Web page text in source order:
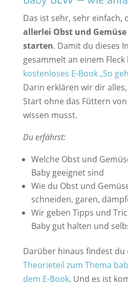
Das ist sehr, sehr einfach,
allerlei Obst und
starten. Damit du dieses
gesammelt an einem
kostenloses E-Book „So
Darin erklären wir dir
Start ohne das Füttern
wissen musst.
Du erfährst:
Welche Obst und
Baby geeignet sind
Wie du Obst und
schneiden, garen,
Wir geben Tipps und
Baby gut halten und
Darüber hinaus findest du
Theorieteil zum Thema
dem E-Book. Und es ist